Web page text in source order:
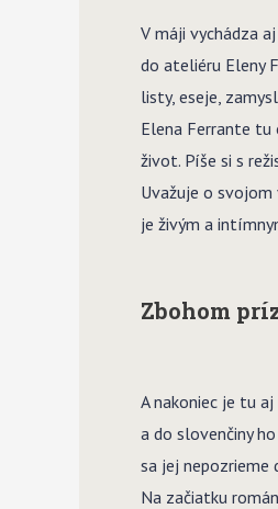
V máji vychádza
do ateliéru Eleny
listy, eseje,
Elena Ferrante
život. Píše si s
Uvažuje o
je živým a
Zbohom
A nakoniec je tu
a do slovenčiny
sa jej nepozrieme
Na začiatku